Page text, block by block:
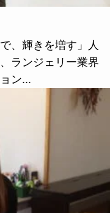
、輝きを増す」人
ランジェリー業界
ン...